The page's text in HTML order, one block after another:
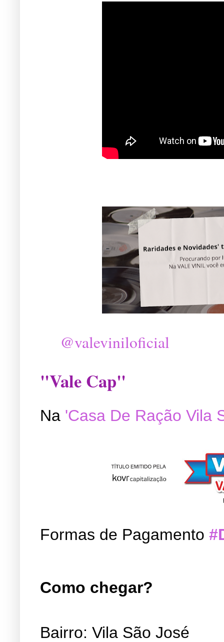
@valeviniloficial
"Vale Cap"
Na 'Casa De Ração Vila
Formas de Pagamento
Como chegar?
Bairro: Vila São José